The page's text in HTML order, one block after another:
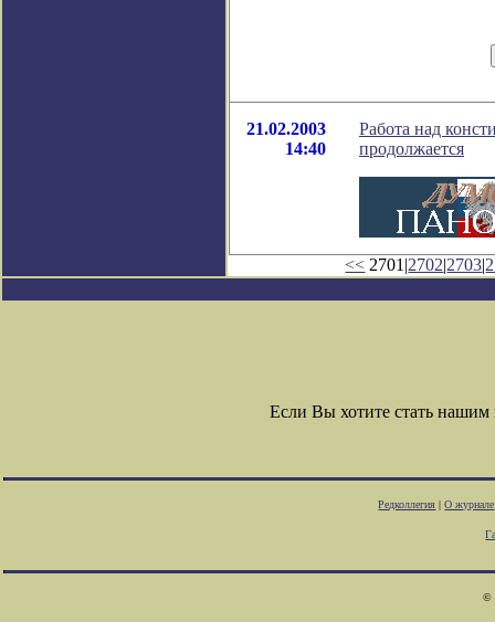
21.02.2003
14:40
Работа над
продолжается
<< 2701|2702|2703|
Если Вы хотите стать
Редколлегия |О журнале
©